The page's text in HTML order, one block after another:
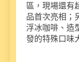
區，現場還有
品首次亮相；
浮冰咖啡、造
發的特殊口味